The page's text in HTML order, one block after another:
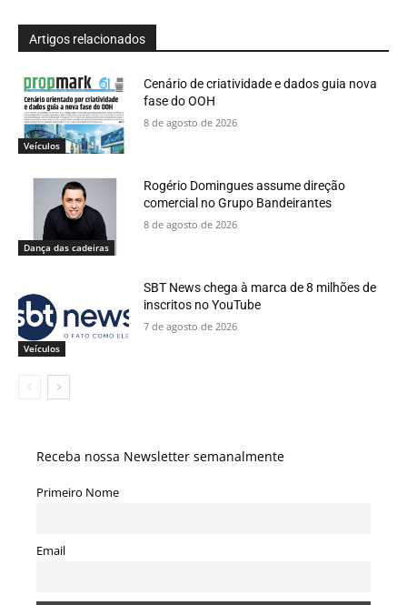
Artigos relacionados
Veículos
Cenário de criatividade e dados guia nova
fase do OOH
8 de agosto de 2026
Dança das cadeiras
Rogério Domingues assume direção
comercial no Grupo Bandeirantes
8 de agosto de 2026
Veículos
SBT News chega à marca de 8 milhões de
inscritos no YouTube
7 de agosto de 2026
Receba nossa Newsletter semanalmente
Primeiro Nome
Email